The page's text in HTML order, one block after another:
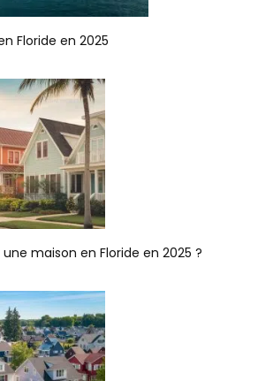
Floride en 2025
maison en Floride en 2025 ?